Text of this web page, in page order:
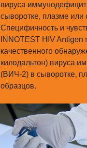
вируса
сыворотке, плазме или
Специфичность и
INNOTEST HIV
качественного
килодальтон) вируса
(ВИЧ-2) в сыворотке,
образцов.